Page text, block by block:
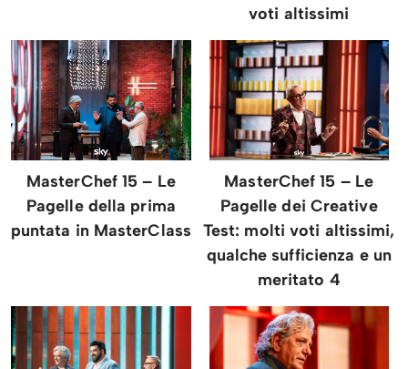
voti altissimi
MasterChef 15 – Le
Pagelle della prima
puntata in MasterClass
MasterChef 15 – Le
Pagelle dei Creative
Test: molti voti altissimi,
qualche sufficienza e un
meritato 4